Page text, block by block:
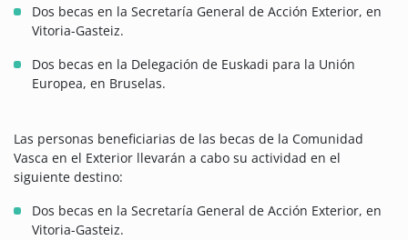
Dos becas en la Secretaría General de Acción Exterior, en
Vitoria-Gasteiz.
Dos becas en la Delegación de Euskadi para la Unión
Europea, en Bruselas.
Las personas beneficiarias de las becas de la Comunidad
Vasca en el Exterior llevarán a cabo su actividad en el
siguiente destino:
Dos becas en la Secretaría General de Acción Exterior, en
Vitoria-Gasteiz.